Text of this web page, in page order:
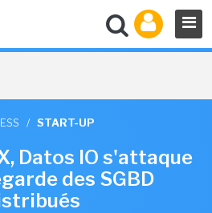
/ START-UP
Datos IO s'attaque
des SGBD